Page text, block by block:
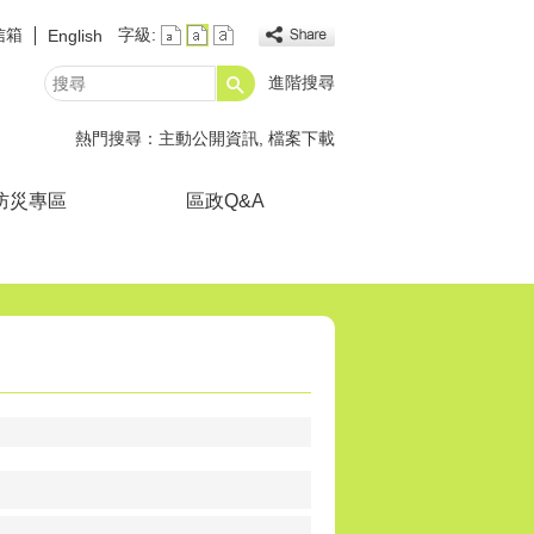
箱 English 字級:
搜
進階搜尋
熱門搜尋： 主動公開資訊 檔案下載
災專區 區政Q&A